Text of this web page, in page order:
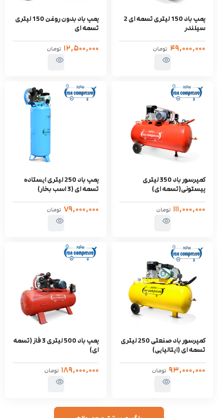
پمپ باد 150 لیتری تسمه ای 2
سیلندر
۴۹,۰۰۰,۰۰۰ تومان
پمپ باد بدون روغن 150 لیتری
تسمه ای
۱۲,۵۰۰,۰۰۰ تومان
کمپرسور باد 350 لیتری
پیستونی(تسمه ای)
۱۱۱,۰۰۰,۰۰۰ تومان
پمپ باد 250 لیتری ایستاده
تسمه ای (3 اسب بخار)
۷۹,۰۰۰,۰۰۰ تومان
کمپرسور باد صنعتی 250 لیتری
تسمه ای (ایتالیایی)
۹۳,۰۰۰,۰۰۰ تومان
پمپ باد 500 لیتری 3 فاز (تسمه
ای)
۱۸۹,۰۰۰,۰۰۰ تومان